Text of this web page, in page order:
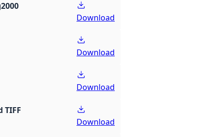
Download
Download
Download
TIFF
Download